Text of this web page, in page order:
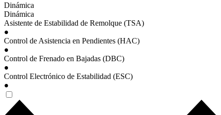
Dinámica
Dinámica
Asistente de Estabilidad de Remolque (TSA)
●
Control de Asistencia en Pendientes (HAC)
●
Control de Frenado en Bajadas (DBC)
●
Control Electrónico de Estabilidad (ESC)
●